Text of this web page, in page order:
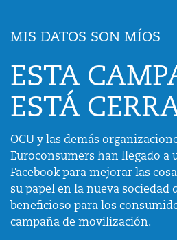
MIS DATOS SON MÍOS
ESTA
ESTÁ
OCU y las demás
Euroconsumers han llegado a
Facebook para mejorar las
su papel en la nueva sociedad
beneficioso para los
campaña de movilización.